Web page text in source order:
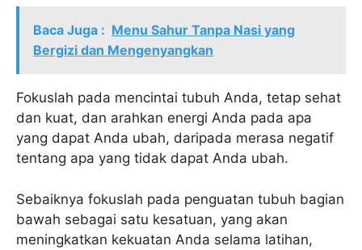
Baca Juga : Menu Sahur Tanpa Nasi yang
Bergizi dan Mengenyangkan
Fokuslah pada mencintai tubuh Anda, tetap sehat
dan kuat, dan arahkan energi Anda pada apa
yang dapat Anda ubah, daripada merasa negatif
tentang apa yang tidak dapat Anda ubah.
Sebaiknya fokuslah pada penguatan tubuh bagian
bawah sebagai satu kesatuan, yang akan
meningkatkan kekuatan Anda selama latihan,